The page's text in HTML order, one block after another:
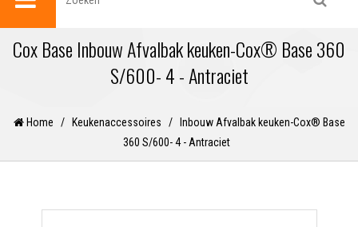
Cox Base Inbouw Afvalbak keuken-Cox® Base 360
S/600- 4 - Antraciet
Home / Keukenaccessoires /
Inbouw Afvalbak keuken-Cox® Base
360 S/600- 4 - Antraciet